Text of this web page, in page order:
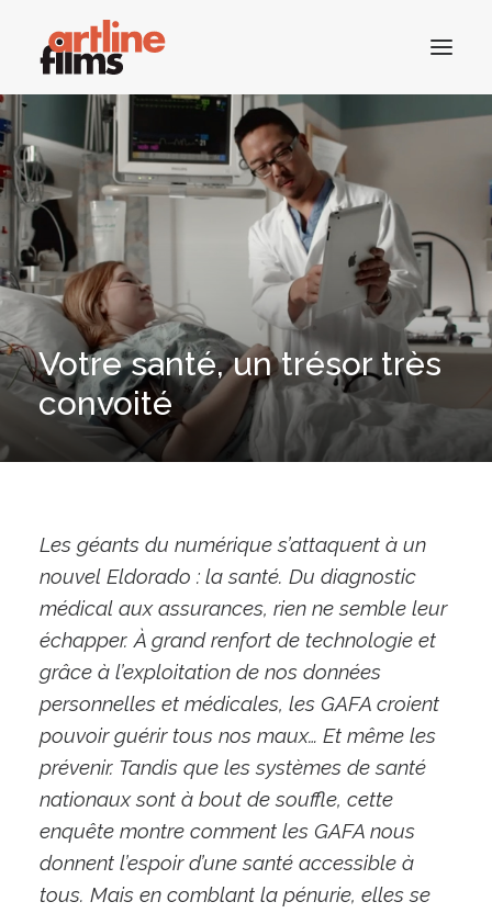
ACCUEIL
CATALOGUE
ACTUALITÉS
CONTACTS
RECHERCHE
Votre santé, un trésor très
convoité
Les géants du numérique s’attaquent à un
nouvel Eldorado : la santé. Du diagnostic
médical aux assurances, rien ne semble leur
échapper. À grand renfort de technologie et
grâce à l’exploitation de nos données
personnelles et médicales, les GAFA croient
pouvoir guérir tous nos maux… Et même les
prévenir. Tandis que les systèmes de santé
nationaux sont à bout de souffle, cette
enquête montre comment les GAFA nous
donnent l’espoir d’une santé accessible à
tous. Mais en comblant la pénurie, elles se